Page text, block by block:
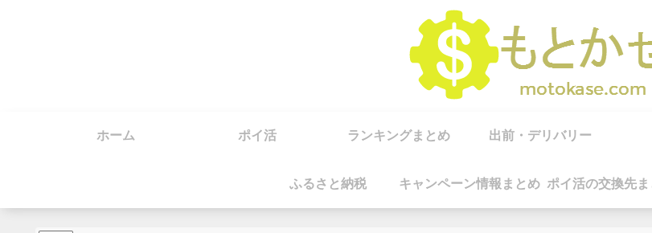
ホーム ポイ活 ランキングまとめ 出前・デリバリー
ふるさと納税 キャンペーン情報まとめ ポイ活の交換先